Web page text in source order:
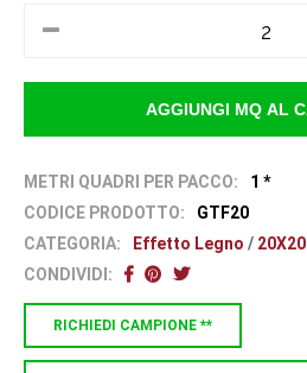
METRI QUADRI PER PACCO:
1 *
CODICE PRODOTTO:
GTF20
CATEGORIA:
Effetto Legno / 20X20
CONDIVIDI:
RICHIEDI CAMPIONE **